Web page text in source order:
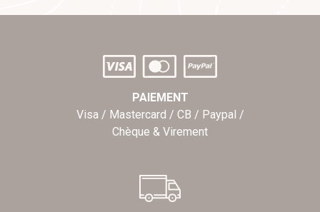
PAIEMENT
Visa / Mastercard / CB / Paypal /
Chèque & Virement